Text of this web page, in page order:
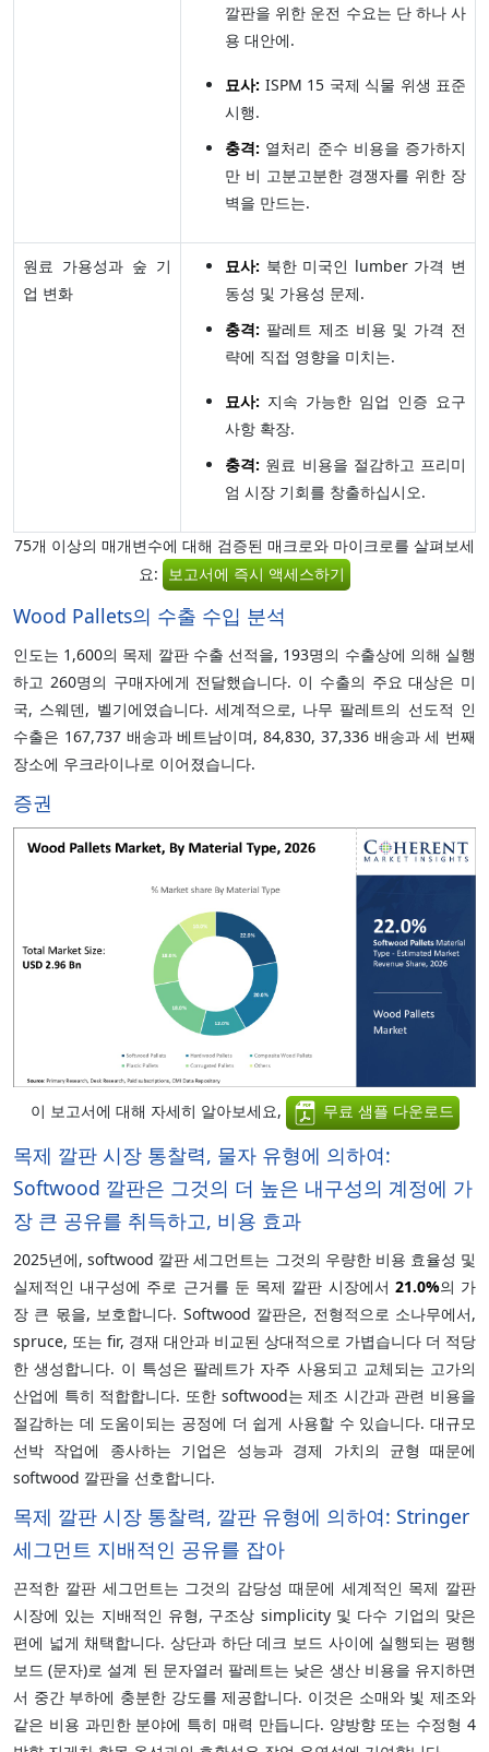
깔판을 위한 운전 수요는 단 하나 사
용 대안에.
묘사: ISPM 15 국제 식물 위생 표준
시행.
충격: 열처리 준수 비용을 증가하지
만 비 고분고분한 경쟁자를 위한 장
벽을 만드는.
원료 가용성과 숲 기
업 변화
묘사: 북한 미국인 lumber 가격 변
동성 및 가용성 문제.
충격: 팔레트 제조 비용 및 가격 전
략에 직접 영향을 미치는.
묘사: 지속 가능한 임업 인증 요구
사항 확장.
충격: 원료 비용을 절감하고 프리미
엄 시장 기회를 창출하십시오.
75개 이상의 매개변수에 대해 검증된 매크로와 마이크로를 살펴보세
요: 보고서에 즉시 액세스하기
Wood Pallets의 수출 수입 분석
인도는 1,600의 목제 깔판 수출 선적을, 193명의 수출상에 의해 실행
하고 260명의 구매자에게 전달했습니다. 이 수출의 주요 대상은 미
국, 스웨덴, 벨기에였습니다. 세계적으로, 나무 팔레트의 선도적 인
수출은 167,737 배송과 베트남이며, 84,830, 37,336 배송과 세 번째
장소에 우크라이나로 이어졌습니다.
증권
이 보고서에 대해 자세히 알아보세요, 무료 샘플 다운로드
목제 깔판 시장 통찰력, 물자 유형에 의하여:
Softwood 깔판은 그것의 더 높은 내구성의 계정에 가
장 큰 공유를 취득하고, 비용 효과
2025년에, softwood 깔판 세그먼트는 그것의 우량한 비용 효율성 및
실제적인 내구성에 주로 근거를 둔 목제 깔판 시장에서 21.0%의 가
장 큰 몫을, 보호합니다. Softwood 깔판은, 전형적으로 소나무에서,
spruce, 또는 fir, 경재 대안과 비교된 상대적으로 가볍습니다 더 적당
한 생성합니다. 이 특성은 팔레트가 자주 사용되고 교체되는 고가의
산업에 특히 적합합니다. 또한 softwood는 제조 시간과 관련 비용을
절감하는 데 도움이되는 공정에 더 쉽게 사용할 수 있습니다. 대규모
선박 작업에 종사하는 기업은 성능과 경제 가치의 균형 때문에
softwood 깔판을 선호합니다.
목제 깔판 시장 통찰력, 깔판 유형에 의하여: Stringer
세그먼트 지배적인 공유를 잡아
끈적한 깔판 세그먼트는 그것의 감당성 때문에 세계적인 목제 깔판
시장에 있는 지배적인 유형, 구조상 simplicity 및 다수 기업의 맞은
편에 넓게 채택합니다. 상단과 하단 데크 보드 사이에 실행되는 평행
보드 (문자)로 설계 된 문자열러 팔레트는 낮은 생산 비용을 유지하면
서 중간 부하에 충분한 강도를 제공합니다. 이것은 소매와 빛 제조와
같은 비용 과민한 분야에 특히 매력 만듭니다. 양방향 또는 수정형 4